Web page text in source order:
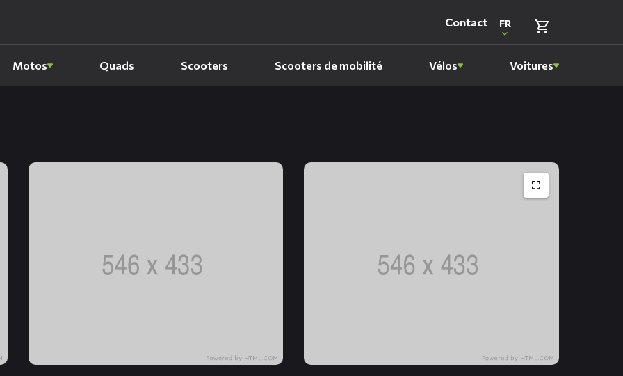
Contact
FR
Motos Quads Scooters Scooters de mobilité Vélos Voitures
Taille